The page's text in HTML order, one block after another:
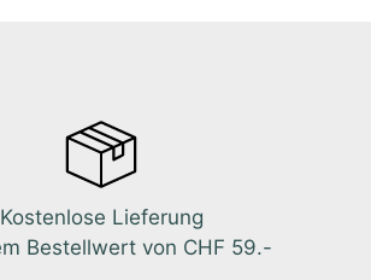
Kostenlose Lieferung
Bestellwert von CHF 59.-